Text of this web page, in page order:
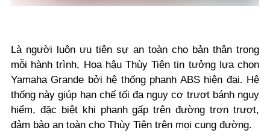
Là người luôn ưu tiên sự an toàn cho bản thân trong
mỗi hành trình, Hoa hậu Thùy Tiên tin tưởng lựa chọn
Yamaha Grande bởi hệ thống phanh ABS hiện đại. Hệ
thống này giúp hạn chế tối đa nguy cơ trượt bánh nguy
hiểm, đặc biệt khi phanh gấp trên đường trơn trượt,
đảm bảo an toàn cho Thùy Tiên trên mọi cung đường.